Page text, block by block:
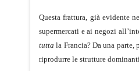
Questa frattura, già evidente
supermercati e ai negozi
tutta la Francia? Da una
riprodurre le strutture